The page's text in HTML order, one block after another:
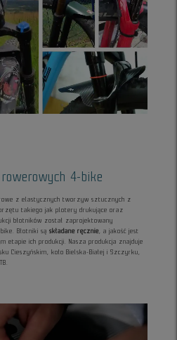
4-bike
z elastycznych tworzyw sztucznych z
takiego jak plotery drukujące oraz
błotników został zaprojektowany
Błotniki sąskładane ręcznie, a jakość jest
etapie ich produkcji. Nasza produkcja znajduje
Cieszyńskim, koło Bielska-Białej i Szczyrku,